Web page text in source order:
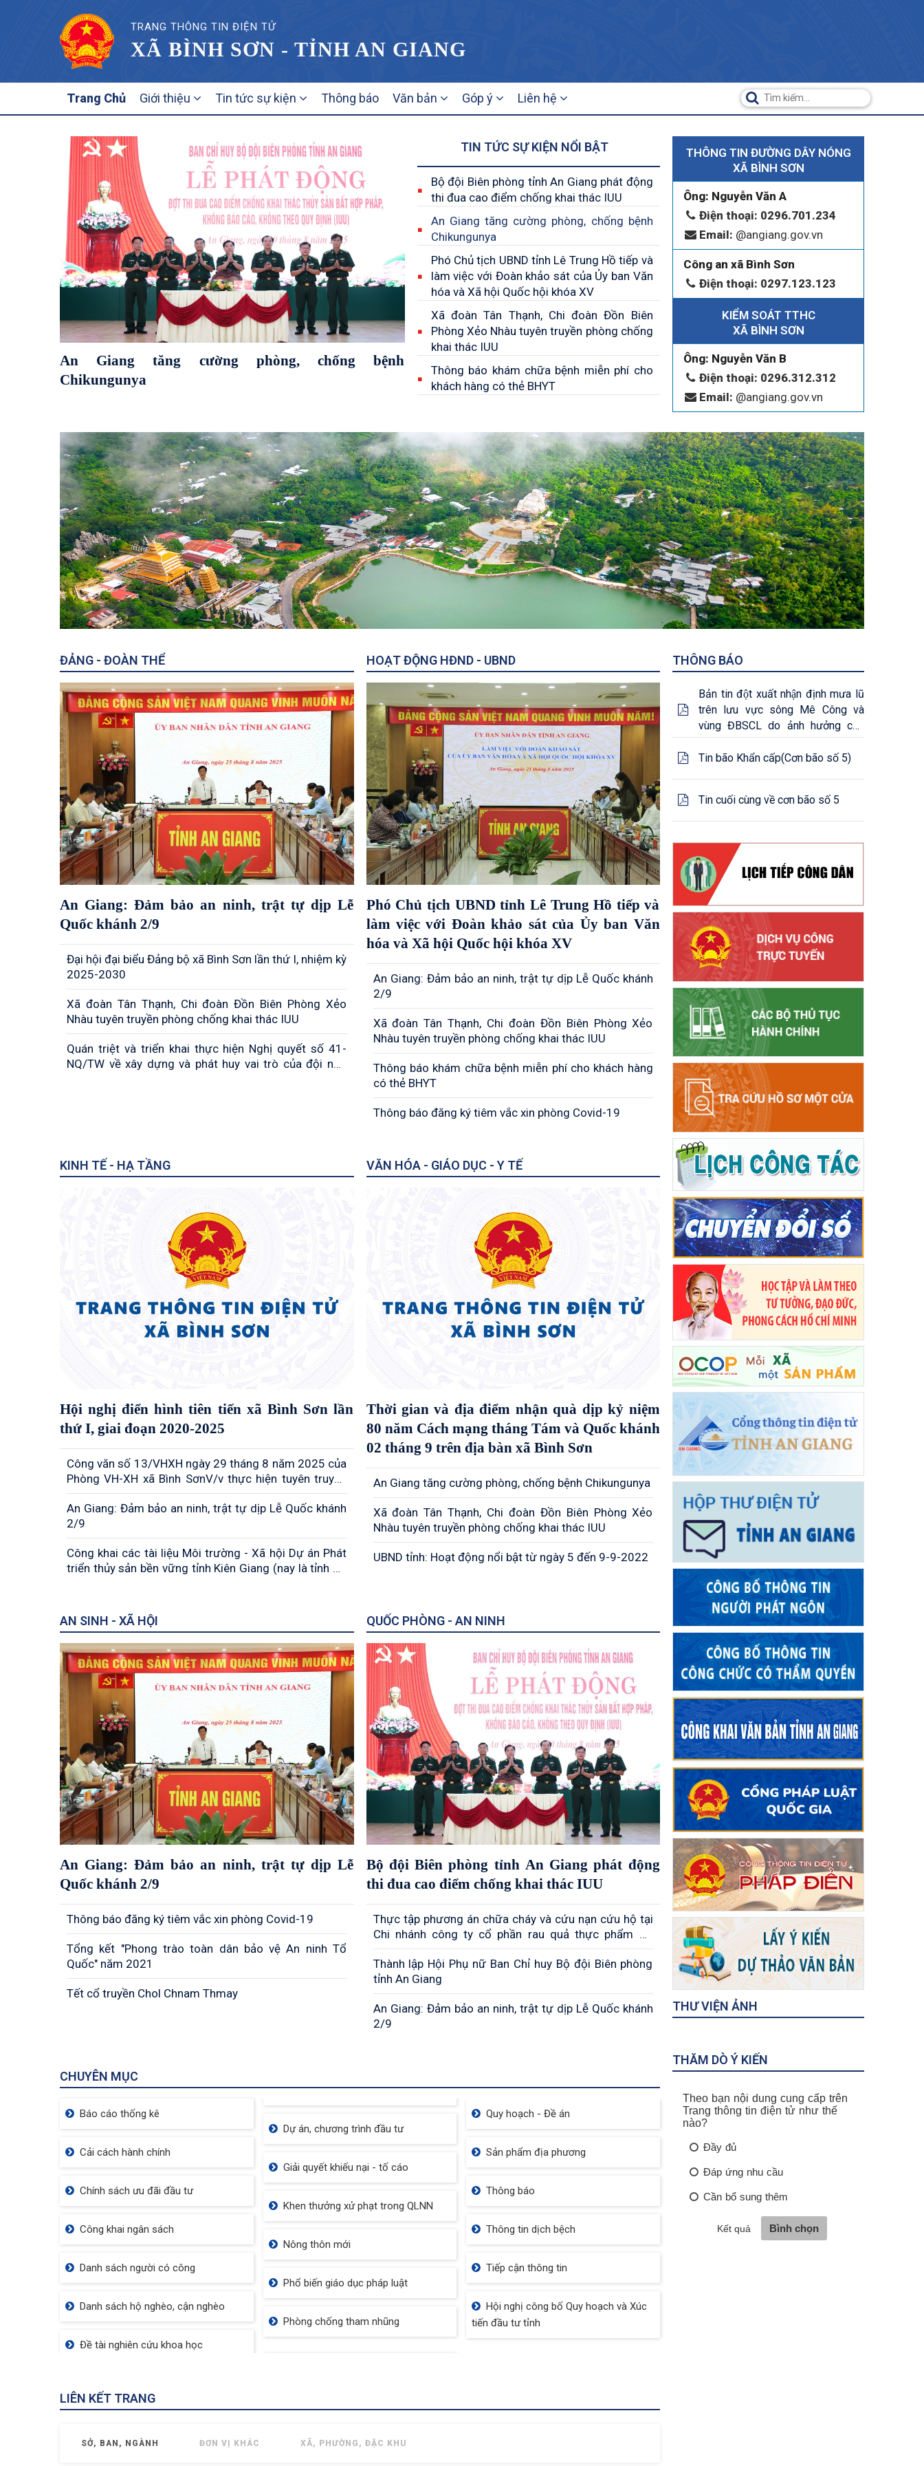
TRANG THÔNG TIN ĐIỆN TỬ
XÃ BÌNH SƠN - TỈNH AN GIANG
NAVIGATION
Trang Chủ Giới thiệu Tin tức sự kiện Thông báo Văn bản Góp ý Liên hệ
An Giang tăng cường phòng, chống bệnh
Chikungunya
TIN TỨC SỰ KIỆN NỔI BẬT
Bộ đội Biên phòng tỉnh An Giang phát động
thi đua cao điểm chống khai thác IUU
An Giang tăng cường phòng, chống bệnh
Chikungunya
Phó Chủ tịch UBND tỉnh Lê Trung Hồ tiếp và
làm việc với Đoàn khảo sát của Ủy ban Văn
hóa và Xã hội Quốc hội khóa XV
Xã đoàn Tân Thạnh, Chi đoàn Đồn Biên
Phòng Xẻo Nhàu tuyên truyền phòng chống
khai thác IUU
Thông báo khám chữa bệnh miễn phí cho
khách hàng có thẻ BHYT
Tổng kết "Phong trào toàn dân bảo vệ An
ninh Tổ Quốc" năm 2021
Tết cổ truyền Chol Chnam Thmay
THÔNG TIN ĐƯỜNG DÂY NÓNG
XÃ BÌNH SƠN
Ông: Nguyễn Văn A
Điện thoại: 0296.701.234
Email: @angiang.gov.vn
Công an xã Bình Sơn
Điện thoại: 0297.123.123
KIỂM SOÁT TTHC
XÃ BÌNH SƠN
Ông: Nguyễn Văn B
Điện thoại: 0296.312.312
Email: @angiang.gov.vn
ĐẢNG - ĐOÀN THỂ
An Giang: Đảm bảo an ninh, trật tự dịp Lễ
Quốc khánh 2/9
Đại hội đại biểu Đảng bộ xã Bình Sơn lần thứ I, nhiệm kỳ
2025-2030
Xã đoàn Tân Thạnh, Chi đoàn Đồn Biên Phòng Xẻo
Nhàu tuyên truyền phòng chống khai thác IUU
Quán triệt và triển khai thực hiện Nghị quyết số 41-
NQ/TW về xây dựng và phát huy vai trò của đội ngũ
HOẠT ĐỘNG HĐND - UBND
Phó Chủ tịch UBND tỉnh Lê Trung Hồ tiếp và
làm việc với Đoàn khảo sát của Ủy ban Văn
hóa và Xã hội Quốc hội khóa XV
An Giang: Đảm bảo an ninh, trật tự dịp Lễ Quốc khánh
2/9
Xã đoàn Tân Thạnh, Chi đoàn Đồn Biên Phòng Xẻo
Nhàu tuyên truyền phòng chống khai thác IUU
Thông báo khám chữa bệnh miễn phí cho khách hàng
có thẻ BHYT
Thông báo đăng ký tiêm vắc xin phòng Covid-19
KINH TẾ - HẠ TẦNG
Hội nghị điển hình tiên tiến xã Bình Sơn lần
thứ I, giai đoạn 2020-2025
Công văn số 13/VHXH ngày 29 tháng 8 năm 2025 của
Phòng VH-XH xã Bình SơnV/v thực hiện tuyên truyền
về việc sử dụng mẫu biểu trưng (logo) tuyên truyền Kỷ
niệm 80 năm Cách mạng tháng Tám và Quốc khánh
02/9
An Giang: Đảm bảo an ninh, trật tự dịp Lễ Quốc khánh
2/9
Công khai các tài liệu Môi trường - Xã hội Dự án Phát
triển thủy sản bền vững tỉnh Kiên Giang (nay là tỉnh An
VĂN HÓA - GIÁO DỤC - Y TẾ
Thời gian và địa điểm nhận quà dịp kỷ niệm
80 năm Cách mạng tháng Tám và Quốc khánh
02 tháng 9 trên địa bàn xã Bình Sơn
An Giang tăng cường phòng, chống bệnh Chikungunya
Xã đoàn Tân Thạnh, Chi đoàn Đồn Biên Phòng Xẻo
Nhàu tuyên truyền phòng chống khai thác IUU
UBND tỉnh: Hoạt động nổi bật từ ngày 5 đến 9-9-2022
AN SINH - XÃ HỘI
An Giang: Đảm bảo an ninh, trật tự dịp Lễ
Quốc khánh 2/9
Thông báo đăng ký tiêm vắc xin phòng Covid-19
Tổng kết "Phong trào toàn dân bảo vệ An ninh Tổ
Quốc" năm 2021
Tết cổ truyền Chol Chnam Thmay
QUỐC PHÒNG - AN NINH
Bộ đội Biên phòng tỉnh An Giang phát động
thi đua cao điểm chống khai thác IUU
Thực tập phương án chữa cháy và cứu nạn cứu hộ tại
Chi nhánh công ty cổ phần rau quả thực phẩm An
Giang
Thành lập Hội Phụ nữ Ban Chỉ huy Bộ đội Biên phòng
tỉnh An Giang
An Giang: Đảm bảo an ninh, trật tự dịp Lễ Quốc khánh
2/9
CHUYÊN MỤC
Báo cáo thống kê
Cải cách hành chính
Chính sách ưu đãi đầu tư
Công khai ngân sách
Danh sách người có công
Danh sách hộ nghèo, cận nghèo
Đề tài nghiên cứu khoa học
Dự án, chương trình đầu tư
Giải quyết khiếu nại - tố cáo
Khen thưởng xử phạt trong QLNN
Nông thôn mới
Phổ biến giáo dục pháp luật
Phòng chống tham nhũng
Quy hoạch - Đề án
Sản phẩm địa phương
Thông báo
Thông tin dịch bệch
Tiếp cận thông tin
Hội nghị công bố Quy hoạch và Xúc
tiến đầu tư tỉnh
LIÊN KẾT TRANG
SỞ, BAN, NGÀNH ĐƠN VỊ KHÁC XÃ, PHƯỜNG, ĐẶC KHU
THÔNG BÁO
Bản tin đột xuất nhận định mưa lũ
trên lưu vực sông Mê Công và
vùng ĐBSCL do ảnh hưởng của
cơn bão số 5 - (25/08/2025)
Tin bão Khẩn cấp(Cơn bão số 5)
Tin cuối cùng về cơn bão số 5
THƯ VIỆN ẢNH
THĂM DÒ Ý KIẾN